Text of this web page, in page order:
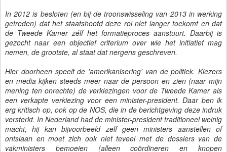
In 2012 is besloten (en bij de troonswisseling van 2013 in werking
getreden) dat het staatshoofd deze rol niet langer toekomt en dat
de Tweede Kamer zélf het formatieproces aanstuurt. Daarbij is
gezocht naar een objectief criterium over wie het initiatief mag
nemen, de grootste, al staat dat nergens geschreven.
Hier doorheen speelt de 'amerikanisering' van de politiek. Kiezers
en media kijken steeds meer naar de persoon en zien (naar mijn
mening ten onrechte) de verkiezingen voor de Tweede Kamer als
een verkapte verkiezing voor een minister-president. Daar ben ik
erg kritisch op, ook op de NOS, die in de berichtgeving deze indruk
versterkt. In Nederland had de minister-president traditioneel weinig
macht, hij kan bijvoorbeeld zelf geen ministers aanstellen of
ontslaan en moet zich ook niet teveel met de dossiers van de
vakministers bemoeien (alleen coördineren en knopen